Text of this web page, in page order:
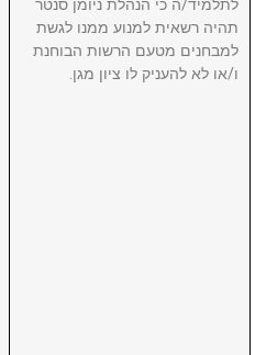
לתלמיד/ה כי הנהלת ניומן סנטר
תהיה רשאית למנוע ממנו לגשת
למבחנים מטעם הרשות הבוחנת
ו/או לא להעניק לו ציון מגן.